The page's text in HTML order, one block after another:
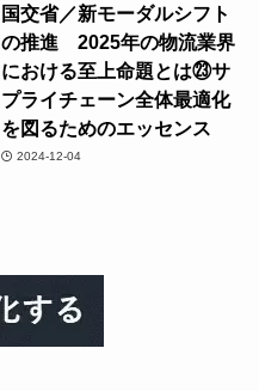
国交省／新モーダルシフト
の推進 2025年の物流業界
における至上命題とは㉓サ
プライチェーン全体最適化
を図るためのエッセンス
2024-12-04